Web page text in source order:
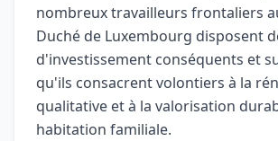
nombreux travailleurs frontaliers
Duché de Luxembourg disposent
d'investissement conséquents et
qu'ils consacrent volontiers à la
qualitative et à la valorisation
habitation familiale.